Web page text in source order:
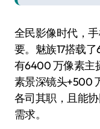
全民影像时代，
要。魅族17搭载
有6400 万像素主
素景深镜头+500
各司其职，且能
需求。